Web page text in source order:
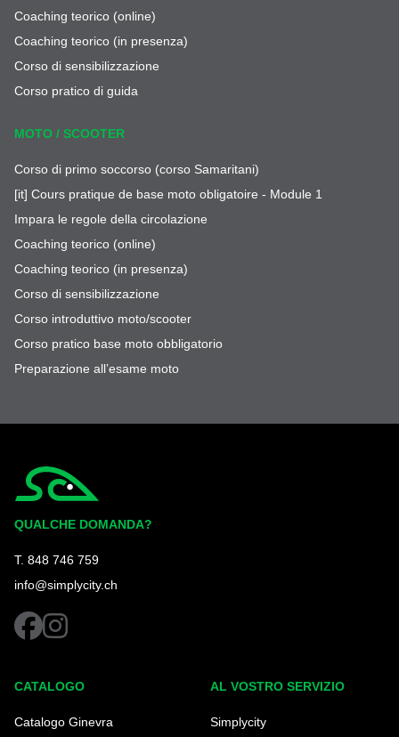
Coaching teorico (online)
Coaching teorico (in presenza)
Corso di sensibilizzazione
Corso pratico di guida
MOTO / SCOOTER
Corso di primo soccorso (corso Samaritani)
[it] Cours pratique de base moto obligatoire - Module 1
Impara le regole della circolazione
Coaching teorico (online)
Coaching teorico (in presenza)
Corso di sensibilizzazione
Corso introduttivo moto/scooter
Corso pratico base moto obbligatorio
Preparazione all’esame moto
QUALCHE DOMANDA?
T. 848 746 759
info@simplycity.ch
facebookinstagram
CATALOGO
Catalogo Ginevra
AL VOSTRO SERVIZIO
Simplycity